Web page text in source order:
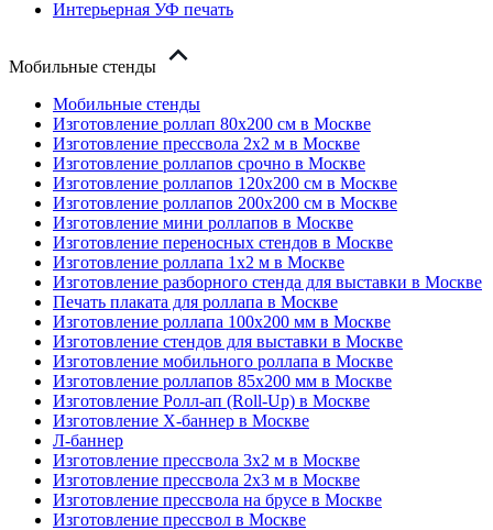
Интерьерная УФ печать
Мобильные стенды
Мобильные стенды
Изготовление роллап 80х200 см в Москве
Изготовление прессвола 2x2 м в Москве
Изготовление роллапов срочно в Москве
Изготовление роллапов 120х200 см в Москве
Изготовление роллапов 200х200 см в Москве
Изготовление мини роллапов в Москве
Изготовление переносных стендов в Москве
Изготовление роллапа 1x2 м в Москве
Изготовление разборного стенда для выставки в Москве
Печать плаката для роллапа в Москве
Изготовление роллапа 100х200 мм в Москве
Изготовление стендов для выставки в Москве
Изготовление мобильного роллапа в Москве
Изготовление роллапов 85х200 мм в Москве
Изготовление Ролл-ап (Roll-Up) в Москве
Изготовление X-баннер в Москве
Л-баннер
Изготовление прессвола 3x2 м в Москве
Изготовление прессвола 2x3 м в Москве
Изготовление прессвола на брусе в Москве
Изготовление прессвол в Москве